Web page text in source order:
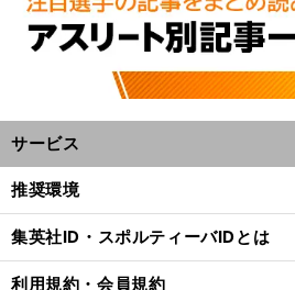
サービス
推奨環境
集英社ID・スポルティーバIDとは
利用規約・会員規約